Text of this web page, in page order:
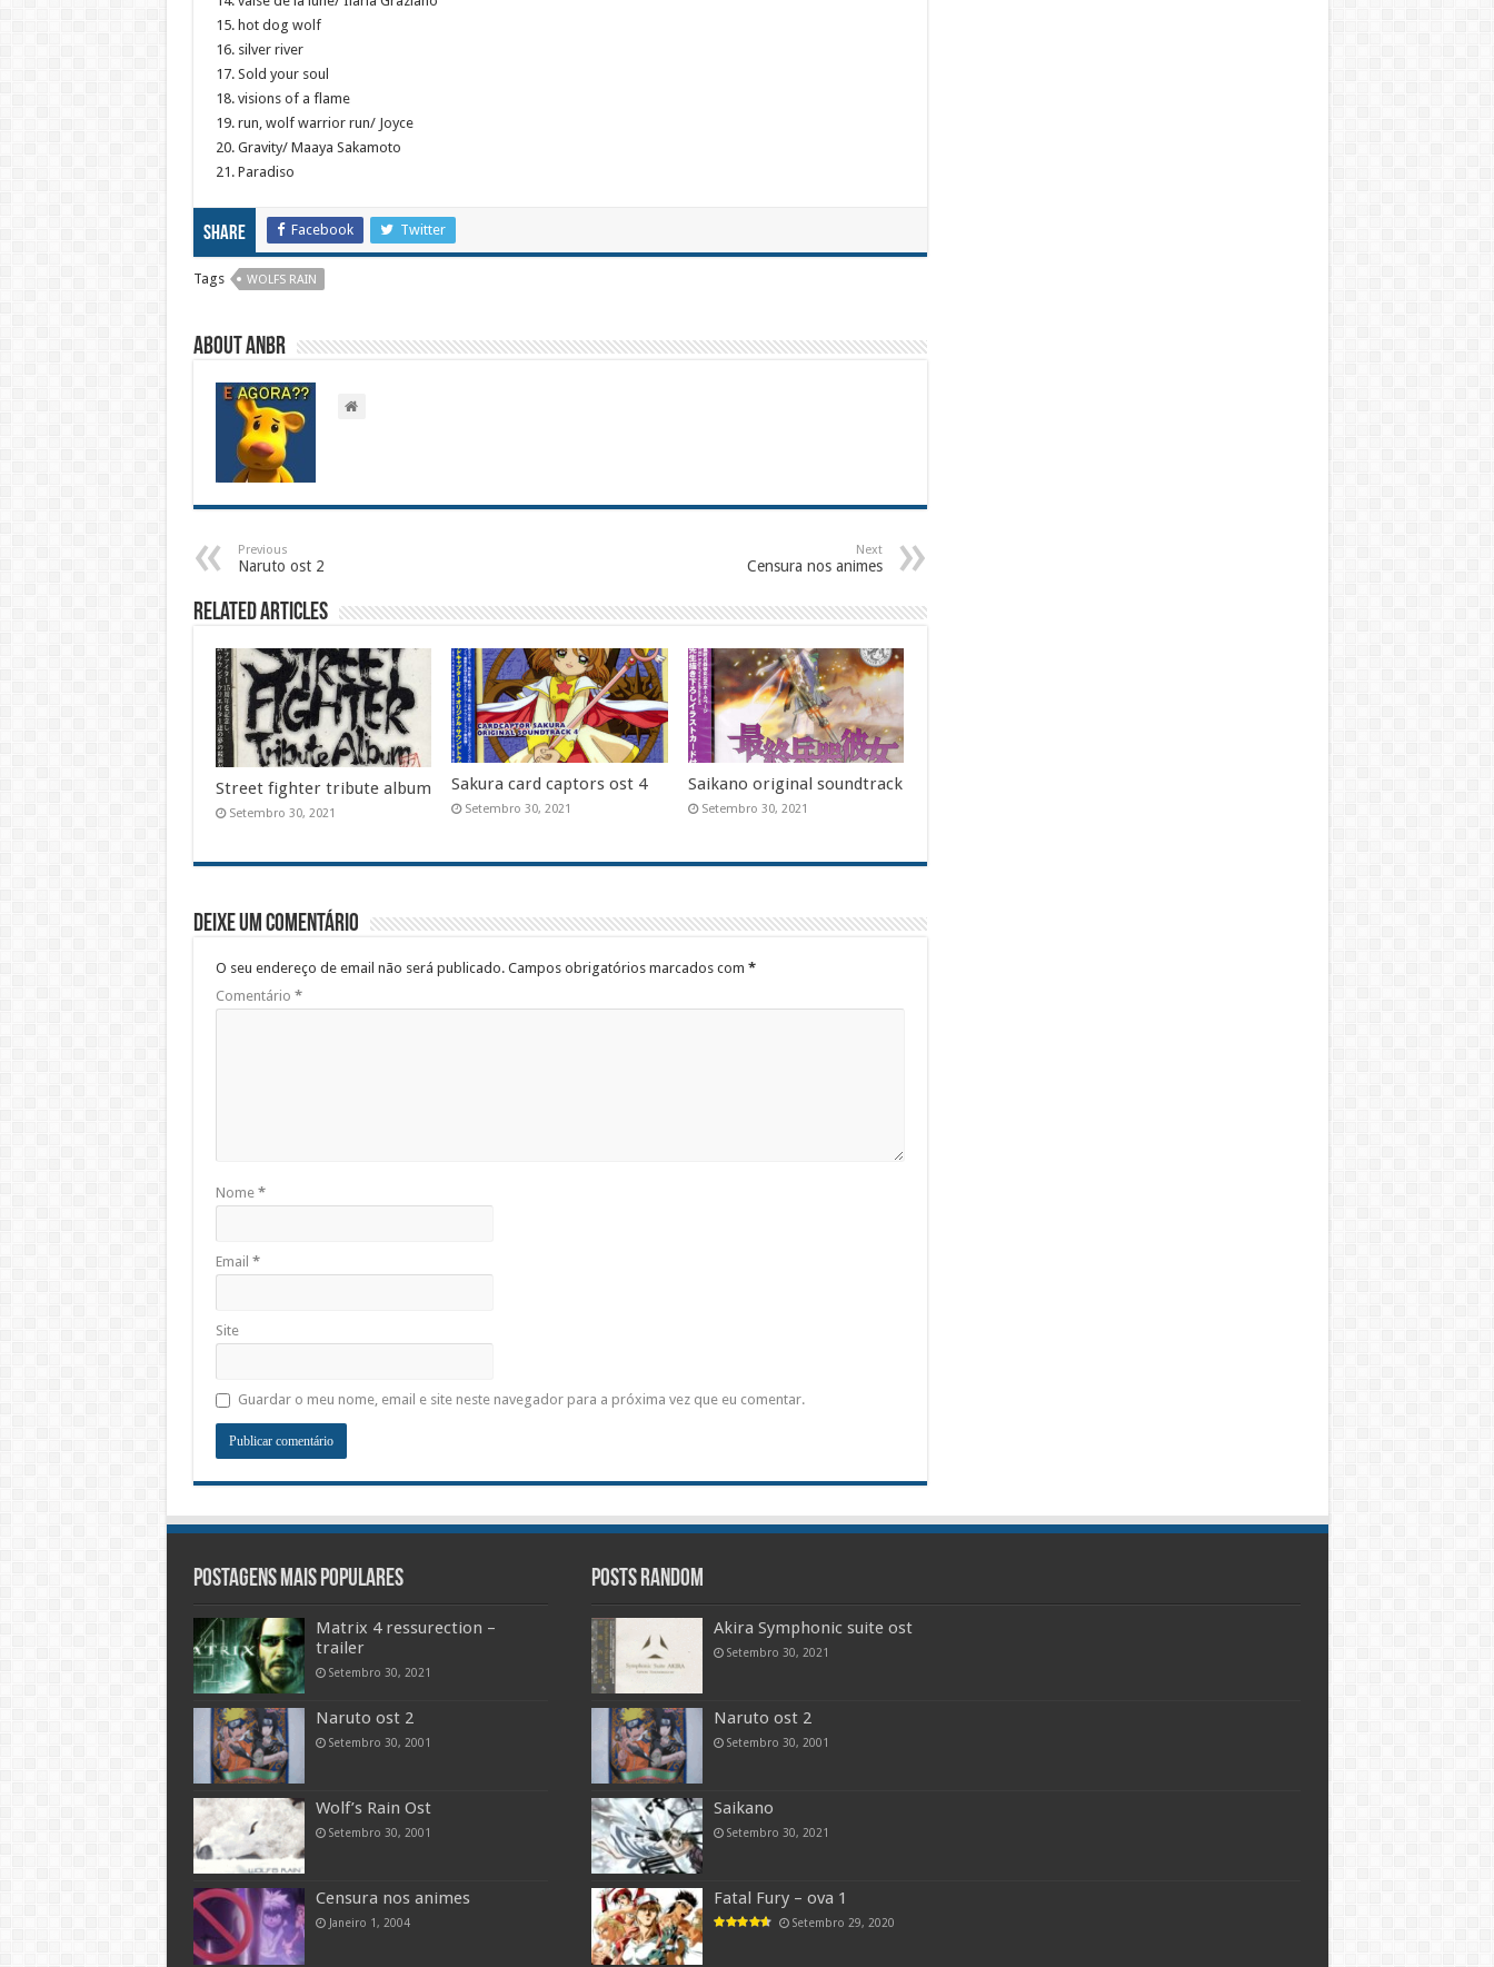
15. hot dog wolf
16. silver river
17. Sold your soul
18. visions of a flame
19. run, wolf warrior run/ Joyce
20. Gravity/ Maaya Sakamoto
21. Paradiso
Share Facebook Twitter
Tags WOLFS RAIN
About ANBR
Previous
Naruto ost 2
Next
Censura nos animes
Related Articles
Street fighter tribute album
Setembro 30, 2021
Sakura card captors ost 4
Setembro 30, 2021
Saikano original soundtrack
Setembro 30, 2021
Deixe um comentário
O seu endereço de email não será publicado. Campos obrigatórios marcados com *
Comentário *
Nome *
Email *
Site
Guardar o meu nome, email e site neste navegador para a próxima vez que eu comentar.
Postagens mais populares
Matrix 4 ressurection –
trailer
Setembro 30, 2021
Naruto ost 2
Setembro 30, 2001
Wolf’s Rain Ost
Setembro 30, 2001
Censura nos animes
Janeiro 1, 2004
Posts random
Akira Symphonic suite ost
Setembro 30, 2021
Naruto ost 2
Setembro 30, 2001
Saikano
Setembro 30, 2021
Fatal Fury – ova 1
Setembro 29, 2020